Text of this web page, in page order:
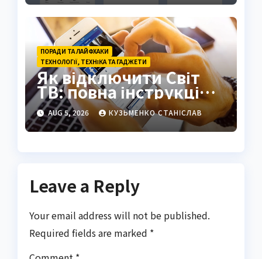
ПОРАДИ ТА ЛАЙФХАКИ
ТЕХНОЛОГІЇ, ТЕХНІКА ТА ГАДЖЕТИ
Як відключити Світ
ТВ: повна інструкція
2026
AUG 5, 2026 КУЗЬМЕНКО СТАНІСЛАВ
Leave a Reply
Your email address will not be published.
Required fields are marked *